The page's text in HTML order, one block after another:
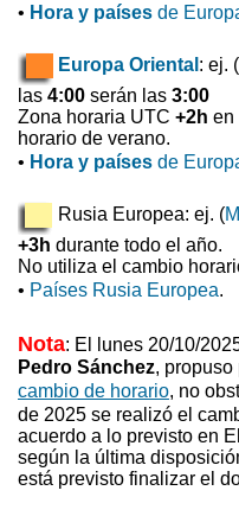
• Hora y países de
Europa Oriental : ej. (
las 4:00 serán las 3:00
Zona horaria UTC +2h en
horario de verano.
• Hora y países de
Rusia Europea: ej. (
+3h durante todo el año.
No utiliza el cambio
• Países Rusia Europea.
Nota: El lunes 20/10/
Pedro Sánchez, propuso
cambio de horario, no
de 2025 se realizó el
acuerdo a lo previsto en
según la última
está previsto finalizar el